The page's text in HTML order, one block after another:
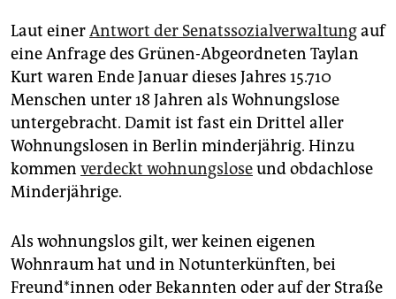
Laut einerAntwort der Senatssozialverwaltungauf
eine Anfrage des Grünen-Abgeordneten Taylan
Kurt waren Ende Januar dieses Jahres 15.710
Menschen unter 18 Jahren als Wohnungslose
untergebracht. Damit ist fast ein Drittel aller
Wohnungslosen in Berlin minderjährig. Hinzu
kommen verdeckt wohnungsloseund obdachlose
Minderjährige.
Als wohnungslos gilt, wer keinen eigenen
Wohnraum hat und in Notunterkünften, bei
Freun­d*in­nen oder Bekannten oder auf der Straße